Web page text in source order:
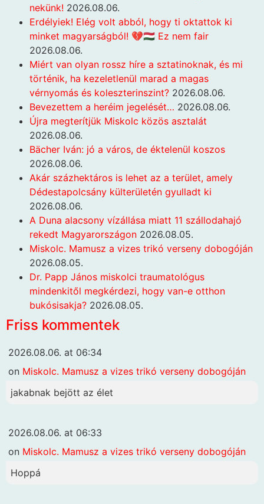
nekünk! 2026.08.06.
Erdélyiek! Elég volt abból, hogy ti oktattok ki
minket magyarságból! 💔🇭🇺 Ez nem fair
2026.08.06.
Miért van olyan rossz híre a sztatinoknak, és mi
történik, ha kezeletlenül marad a magas
vérnyomás és koleszterinszint? 2026.08.06.
Bevezettem a heréim jegelését… 2026.08.06.
Újra megterítjük Miskolc közös asztalát
2026.08.06.
Bächer Iván: jó a város, de éktelenül koszos
2026.08.06.
Akár százhektáros is lehet az a terület, amely
Dédestapolcsány külterületén gyulladt ki
2026.08.06.
A Duna alacsony vízállása miatt 11 szállodahajó
rekedt Magyarországon 2026.08.05.
Miskolc. Mamusz a vizes trikó verseny dobogóján
2026.08.05.
Dr. Papp János miskolci traumatológus
mindenkitől megkérdezi, hogy van-e otthon
bukósisakja? 2026.08.05.
Friss kommentek
2026.08.06. at 06:34
on Miskolc. Mamusz a vizes trikó verseny dobogóján
jakabnak bejött az élet
2026.08.06. at 06:33
on Miskolc. Mamusz a vizes trikó verseny dobogóján
Hoppá